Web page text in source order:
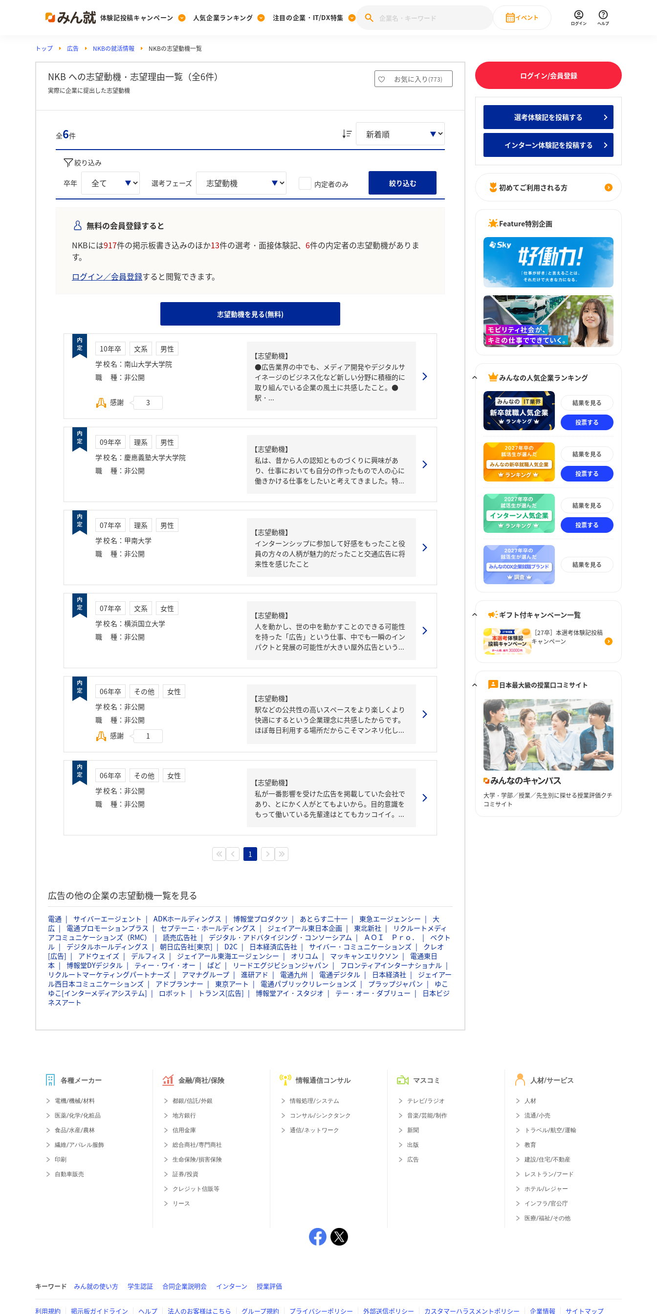
体験記投稿キャンペーン
Post
投稿する
[27卒] 本選考体験記投稿キャンペーン
人気企業ランキング
Ranking
ランキングを見る
Vote みんなの新卒就職人気企業ランキング みんなのインターン人気企業ランキ
注目の企業・IT/DX特集
PickUp
注目の企業特集
28卒 IT・DX現場社員インタビュー
イベント
直近のイベント一覧
ログイン ヘルプ
トップ 広告 NKBの就活情報 NKBの志望動機一覧
NKB への志望動機・志望理由一覧（全6件） お気に入り (773)
実際に企業に提出した志望動機
全6件
絞り込み
卒年 選考フェーズ 内定者のみ 絞り込む
無料の会員登録すると
NKBには917件の掲示板書き込みのほか13件の選考・面接体験記、 6件の内定者の志望動機がありま
す。
ログイン／会員登録すると閲覧できます。
志望動機を見る(無料)
10年卒 文系
男性
学校名 ： 南山大学大学院
職種 ： 非公開
感謝 3
【志望動機】
●広告業界の中でも、メディア開発やデジタルサ
イネージのビジネス化など新しい分野に積極的に
取り組んでいる企業の風土に共感したこと。●
駅・...
09年卒 理系
男性
学校名 ： 慶應義塾大学大学院
職種 ： 非公開
【志望動機】
私は、昔から人の認知とものづくりに興味があ
り、仕事においても自分の作ったもので人の心に
働きかける仕事をしたいと考えてきました。特...
07年卒 理系
男性
学校名 ： 甲南大学
職種 ： 非公開
【志望動機】
インターンシップに参加して好感をもったこと役
員の方々の人柄が魅力的だったこと交通広告に将
来性を感じたこと
07年卒 文系
女性
学校名 ： 横浜国立大学
職種 ： 非公開
【志望動機】
人を動かし、世の中を動かすことのできる可能性
を持った「広告」という仕事、中でも一瞬のイン
パクトと発展の可能性が大きい屋外広告という...
06年卒 その他
女性
学校名 ： 非公開
職種 ： 非公開
感謝
1
【志望動機】
駅などの公共性の高いスペースをより楽しくより
快適にするという企業理念に共感したからです。
ほぼ毎日利用する場所だからこそマンネリ化し...
06年卒 その他
女性
学校名 ： 非公開
職種 ： 非公開
【志望動機】
私が一番影響を受けた広告を掲載していた会社で
あり、とにかく人がとてもよいから。目的意識を
もって働いている先輩達はとてもカッコイイ。...
1
広告の他の企業の志望動機一覧を見る
電通 サイバーエージェント ADKホールディングス 博報堂プロダクツ あとらす二十一 東急エージェンシー
大
広
電通プロモーションプラス セプテーニ・ホールディングス ジェイアール東日本企画 東北新社
リクルートメディ
アコミュニケーションズ（RMC）
読売広告社 デジタル・アドバタイジング・コンソーシアム ＡＯＩ Ｐｒｏ．
ベクト
ル
デジタルホールディングス 朝日広告社[東京] D2C 日本経済広告社 サイバー・コミュニケーションズ
クレオ
[広告]
アドウェイズ デルフィス ジェイアール東海エージェンシー オリコム マッキャンエリクソン
電通東日
本
博報堂DYデジタル ティー・ワイ・オー ぱど リードエグジビションジャパン
フロンティアインターナショナル
リクルートマーケティングパートナーズ
アマナグループ 進研アド 電通九州 電通デジタル 日本経済社
ジェイアー
ル西日本コミュニケーションズ
アドプランナー 東京アート 電通パブリックリレーションズ プラップジャパン
ゆこ
ゆこ[インターメディアシステム]
ロボット トランス[広告] 博報堂アイ・スタジオ テー・オー・ダブリュー
日本ビジ
ネスアート
ログイン/会員登録
選考体験記を投稿する
インターン体験記を投稿する
初めてご利用される方
Feature特別企画
みんなの人気企業ランキング
結果を見る
投票する
結果を見る
投票する
結果を見る
投票する
結果を見る
ギフト付キャンペーン一覧
［27卒］本選考体験記投稿
キャンペーン
日本最大級の授業口コミサイト
大学・学部／授業／先生別に探せる授業評価クチ
コミサイト
各種メーカー
電機/機械/材料
医薬/化学/化粧品
食品/水産/農林
繊維/アパレル服飾
印刷
自動車販売
金融/商社/保険
都銀/信託/外銀
地方銀行
信用金庫
総合商社/専門商社
生命保険/損害保険
証券/投資
クレジット信販等
リース
情報通信コンサル
情報処理/システム
コンサル/シンクタンク
通信/ネットワーク
マスコミ
テレビ/ラジオ
音楽/芸能/制作
新聞
出版
広告
人材/サービス
人材
流通/小売
トラベル/航空/運輸
教育
建設/住宅/不動産
レストラン/フード
ホテル/レジャー
インフラ/官公庁
医療/福祉/その他
キーワード みん就の使い方 学生認証 合同企業説明会 インターン 授業評価
利用規約 掲示板ガイドライン ヘルプ 法人のお客様はこちら グループ規約 プライバシーポリシー 外部送信ポリシー カスタマーハラスメントポリシー 企業情報 サイトマップ